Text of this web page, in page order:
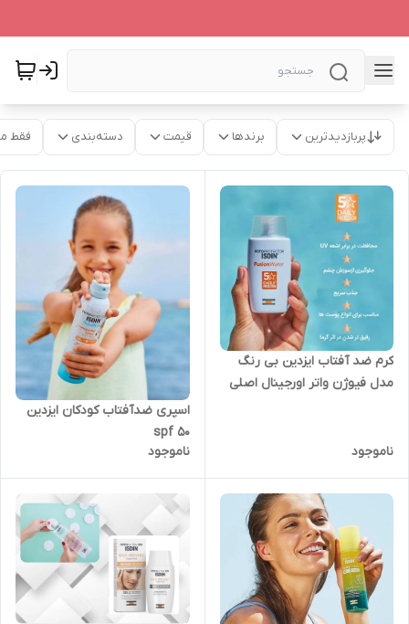
پربازدیدترین برندها قیمت دسته‌بندی فقط
کرم ضد آفتاب ایزدین بی رنگ
مدل فیوژن واتر اورجینال اصلی
ناموجود
اسپری ضدآفتاب کودکان ایزدین
spf 50
ناموجود